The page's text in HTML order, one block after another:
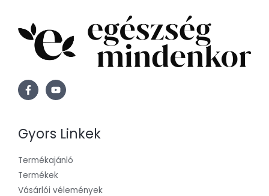
Gyors Linkek
Termékajánló
Termékek
Vásárlói vélemények